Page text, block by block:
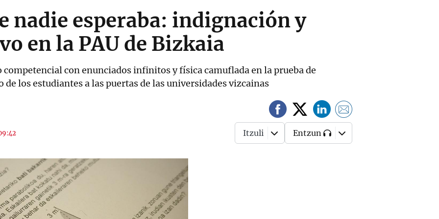
nadie esperaba: indignación y
en la PAU de Bizkaia
con enunciados infinitos y física camuflada en la prueba de
los estudiantes a las puertas de las universidades vizcainas
Itzuli Entzun